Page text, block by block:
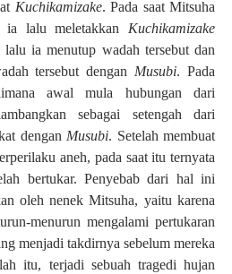
Kuchikamizake. Pada saat Mitsuha
ia lalu meletakkan Kuchikamizake
ia menutup wadah tersebut dan
tersebut dengan Musubi. Pada
awal mula hubungan dari
sebagai setengah dari
dengan Musubi. Setelah membuat
aneh, pada saat itu ternyata
bertukar. Penyebab dari hal ini
oleh nenek Mitsuha, yaitu karena
menurun mengalami pertukaran
menjadi takdirnya sebelum mereka
itu, terjadi sebuah tragedi hujan